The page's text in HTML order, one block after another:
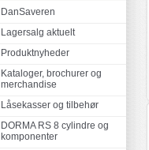
DanSaveren
Lagersalg aktuelt
Produktnyheder
Kataloger, brochurer og
merchandise
Låsekasser og tilbehør
DORMA RS 8 cylindre og
komponenter